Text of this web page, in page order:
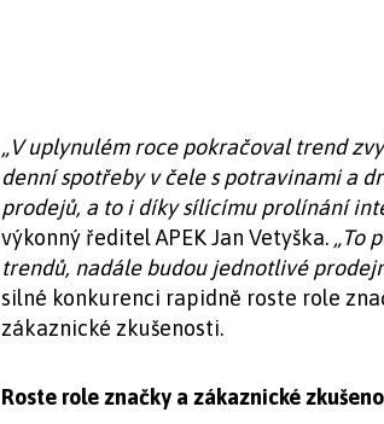
„V uplynulém roce pokračoval trend
denní spotřeby v čele s potravinami a
prodejů, a to i díky sílícímu prolínání
výkonný ředitel APEK Jan Vetyška. „To
trendů, nadále budou jednotlivé
silné konkurenci rapidně roste role
zákaznické zkušenosti.
Roste role značky a zákaznické